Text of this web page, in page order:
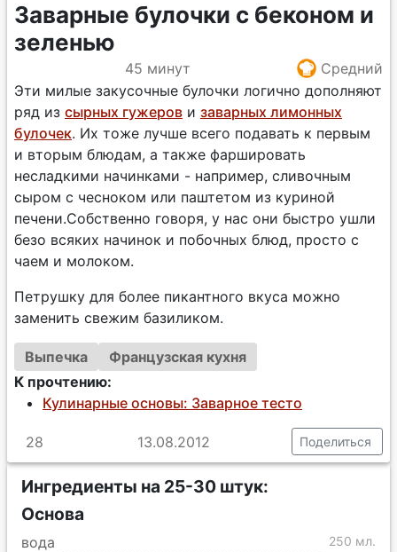
Заварные булочки с беконом и
зеленью
45 минут
Средний
Эти милые закусочные булочки логично дополняют
ряд из сырных гужеров и заварных лимонных
булочек. Их тоже лучше всего подавать к первым
и вторым блюдам, а также фаршировать
несладкими начинками - например, сливочным
сыром с чесноком или паштетом из куриной
печени.Собственно говоря, у нас они быстро ушли
безо всяких начинок и побочных блюд, просто с
чаем и молоком.
Петрушку для более пикантного вкуса можно
заменить свежим базиликом.
Выпечка
Французская кухня
К прочтению:
Кулинарные основы: Заварное тесто
28 13.08.2012 Поделиться
Ингредиенты на 25-30 штук:
Основа
вода 250 мл.